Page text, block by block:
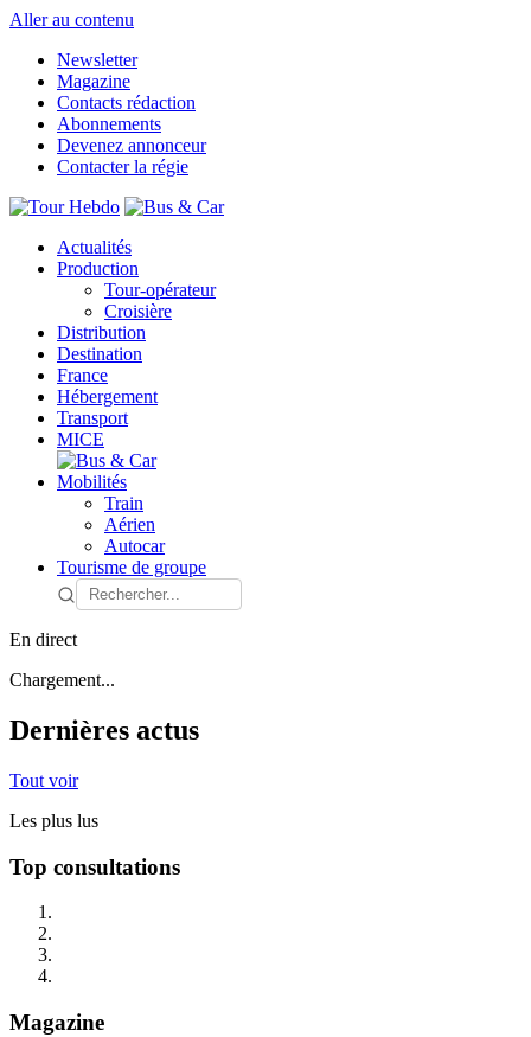
Aller au contenu
Newsletter
Magazine
Contacts rédaction
Abonnements
Devenez annonceur
Contacter la régie
Actualités
Production
Tour-opérateur
Croisière
Distribution
Destination
France
Hébergement
Transport
MICE
Mobilités
Train
Aérien
Autocar
Tourisme de groupe
En direct
Chargement...
Dernières actus
Tout voir
Les plus lus
Top consultations
Magazine